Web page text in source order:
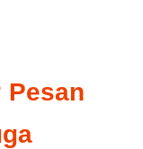
Pesan